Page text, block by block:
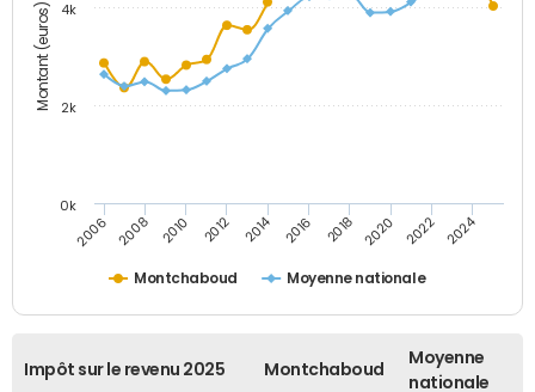
Montant (euros)
Montchaboud Moyenne nationale
2006 2008 2010 2012 2014 2016 2018 2020 2022 2024
0k
2k
4k
Impôt sur le revenu 2025 Montchaboud
Moyenne
nationale